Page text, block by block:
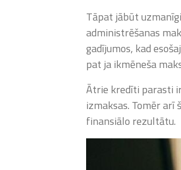
Tāpat jābūt
administrēšanas
gadījumos, kad
pat ja ikmēneša
Ātrie kredīti parasti
izmaksas. Tomēr
finansiālo rezultātu.